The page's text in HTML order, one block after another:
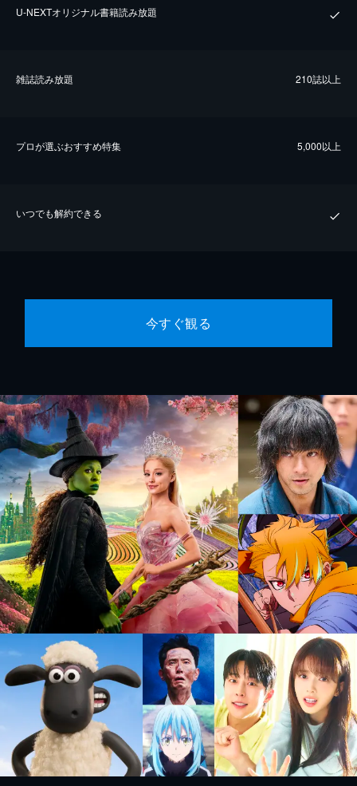
U-NEXTオリジナル書籍読み放題
雑誌読み放題 210誌以上
プロが選ぶおすすめ特集 5,000以上
いつでも解約できる
今すぐ観る